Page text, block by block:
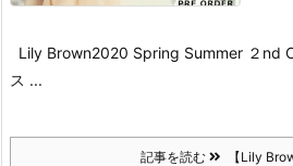
Lily Brown2020 Spring Summer ２nd
ス ...
記事を読む 【Lily